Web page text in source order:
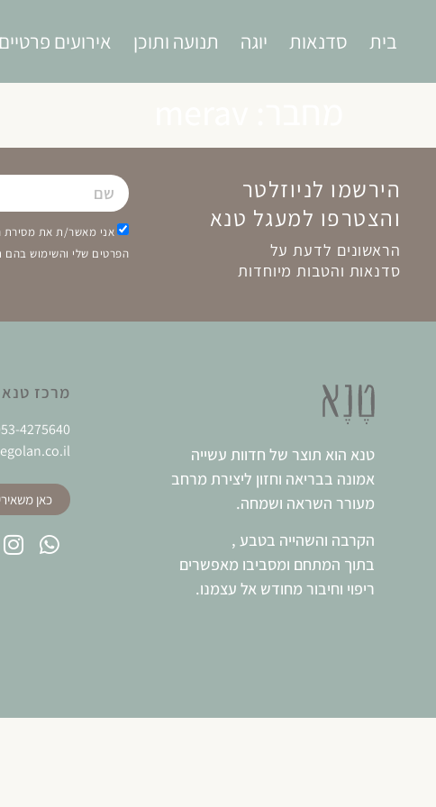
בית סדנאות יוגה תנועה ותוכן אירועים
הירשמו לניוזלטר
והצטרפו למעגל טנא
הראשונים לדעת על
סדנאות והטבות מיוחדות
אני מאשר/ת את מסירת
הפרטים שלי והשימוש בהם
טנא הוא תוצר של חדוות עשייה
אמונה בבריאה וחזון ליצירת מרחב
מעורר השראה ושמחה.
הקרבה והשהייה בטבע ,
בתוך המתחם ומסביבו מאפשרים
ריפוי וחיבור מחודש אל עצמנו.
מרכז טנא
4275640
כאן